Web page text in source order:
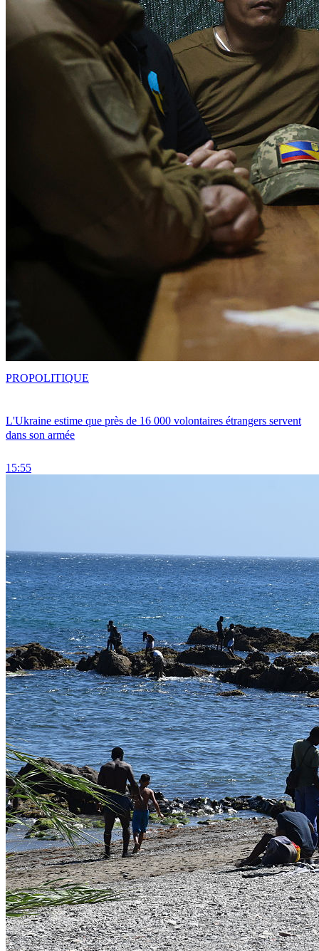
L'Ukraine estime que près de 16 000 volontaires étrangers servent
dans son armée
15:55
PROPOLITIQUE